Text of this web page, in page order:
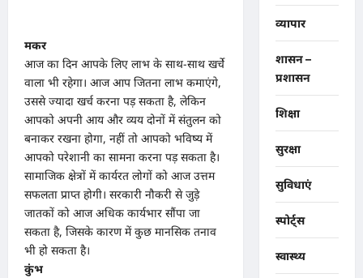
मकर
आज का दिन आपके लिए लाभ के साथ-साथ खर्चे
वाला भी रहेगा। आज आप जितना लाभ कमाएंगे,
उससे ज्यादा खर्च करना पड़ सकता है, लेकिन
आपको अपनी आय और व्यय दोनों में संतुलन को
बनाकर रखना होगा, नहीं तो आपको भविष्य में
आपको परेशानी का सामना करना पड़ सकता है।
सामाजिक क्षेत्रों में कार्यरत लोगों को आज उत्तम
सफलता प्राप्त होगी। सरकारी नौकरी से जुड़े
जातकों को आज अधिक कार्यभार सौंपा जा
सकता है, जिसके कारण में कुछ मानसिक तनाव
भी हो सकता है।
कुंभ
व्यापार
शासन –
प्रशासन
शिक्षा
सुरक्षा
सुविधाएं
स्पोर्ट्स
स्वास्थ्य